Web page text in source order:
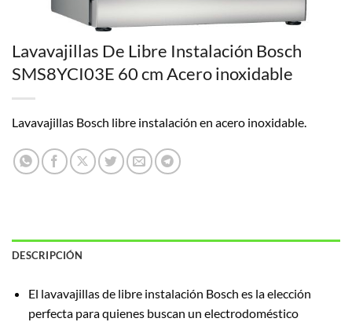
Lavavajillas De Libre Instalación Bosch
SMS8YCI03E 60 cm Acero inoxidable
Lavavajillas Bosch libre instalación en acero inoxidable.
DESCRIPCIÓN
El lavavajillas de libre instalación Bosch es la elección
perfecta para quienes buscan un electrodoméstico